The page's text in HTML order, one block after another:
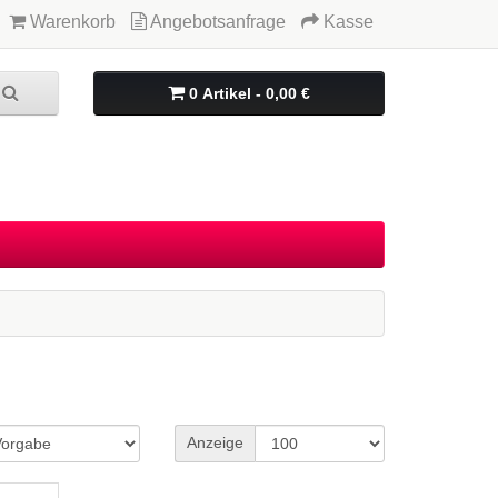
Warenkorb Angebotsanfrage Kasse
0 Artikel - 0,00 €
Anzeige